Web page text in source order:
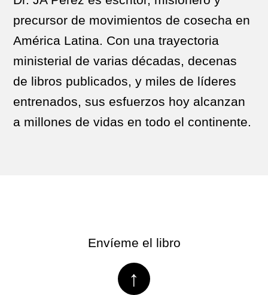
precursor de movimientos de cosecha en
América Latina. Con una trayectoria
ministerial de varias décadas, decenas
de libros publicados, y miles de líderes
entrenados, sus esfuerzos hoy alcanzan
a millones de vidas en todo el continente.
Envíeme el libro
↑